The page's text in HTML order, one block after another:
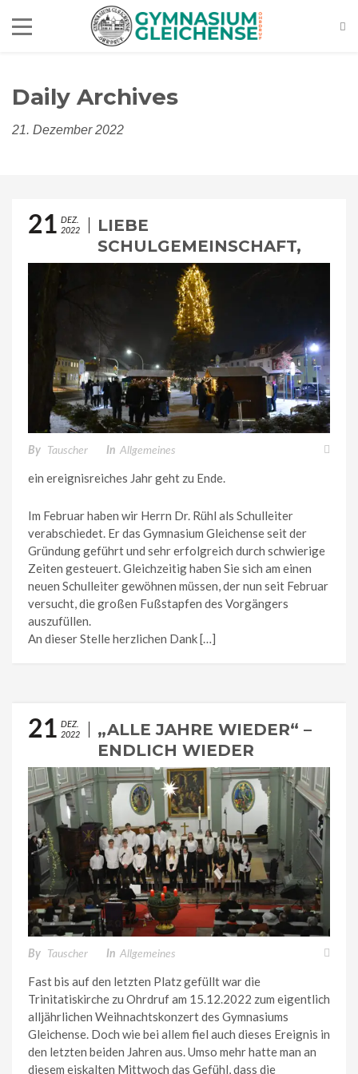
Daily Archives
21. Dezember 2022
21 DEZ.
2022
LIEBE
SCHULGEMEINSCHAFT,
By Tauscher In Allgemeines
ein ereignisreiches Jahr geht zu Ende.
Im Februar haben wir Herrn Dr. Rühl als Schulleiter
verabschiedet. Er das Gymnasium Gleichense seit der
Gründung geführt und sehr erfolgreich durch schwierige
Zeiten gesteuert. Gleichzeitig haben Sie sich am einen
neuen Schulleiter gewöhnen müssen, der nun seit Februar
versucht, die großen Fußstapfen des Vorgängers
auszufüllen.
An dieser Stelle herzlichen Dank […]
21 DEZ.
2022
„ALLE JAHRE WIEDER“ –
ENDLICH WIEDER
WEIHNACHTSKONZERT“
By Tauscher In Allgemeines
Fast bis auf den letzten Platz gefüllt war die
Trinitatiskirche zu Ohrdruf am 15.12.2022 zum eigentlich
alljährlichen Weihnachtskonzert des Gymnasiums
Gleichense. Doch wie bei allem fiel auch dieses Ereignis in
den letzten beiden Jahren aus. Umso mehr hatte man an
diesem eiskalten Mittwoch das Gefühl, dass die